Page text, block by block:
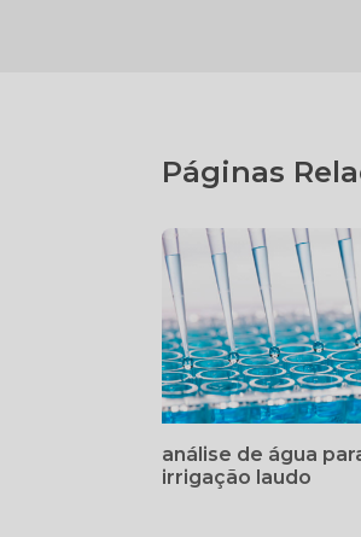
Páginas
análise de água
irrigação laudo